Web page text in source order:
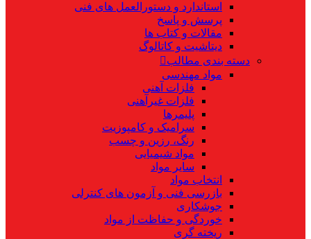
استاندارد و دستورالعمل های فنی
پرسش و پاسخ
مقالات و کتاب ها
دیتاشیت و کاتالوگ
دسته بندی مطالب
مواد مهندسی
فلزات آهنی
فلزات غیرآهنی
پلیمرها
سرامیک و کامپوزیت
رنگ، رزین و چسب
مواد شیمیایی
سایر مواد
انتخاب مواد
بازرسی فنی و آزمون های کنترلی
جوشکاری
خوردگی و حفاظت از مواد
ریخته گری